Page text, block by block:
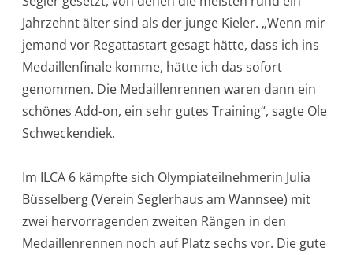
Jahrzehnt älter sind als der junge Kieler. „Wenn mir
jemand vor Regattastart gesagt hätte, dass ich ins
Medaillenfinale komme, hätte ich das sofort
genommen. Die Medaillenrennen waren dann ein
schönes Add-on, ein sehr gutes Training“, sagte Ole
Schweckendiek.
Im ILCA 6 kämpfte sich Olympiateilnehmerin Julia
Büsselberg (Verein Seglerhaus am Wannsee) mit
zwei hervorragenden zweiten Rängen in den
Medaillenrennen noch auf Platz sechs vor. Die gute